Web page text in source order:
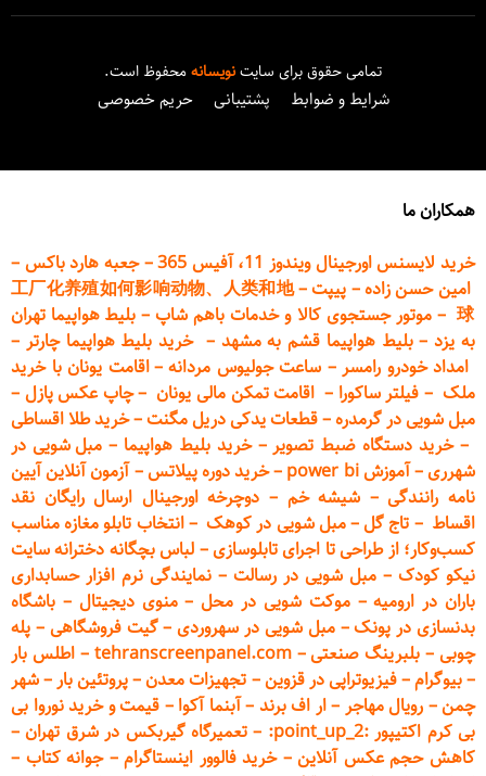
تمامی حقوق برای سایتنویسانهمحفوظ است.
شرایط و ضوابط پشتیبانی حریم خصوصی
همکاران ما
خرید لایسنس اورجینال ویندوز 11، آفیس 365
–جعبه هارد باکس –
امین حسن زاده– پیپت–
工厂化养殖如何影响动物、人类和地
球
– موتور جستجوی کالا و خدمات باهم شاپ– بلیط هواپیما تهران
به یزد–بلیط هواپیما قشم به مشهد –خرید بلیط هواپیما چارتر –
امداد خودرو رامسر– ساعت جولیوس مردانه–اقامت یونان با خرید
ملک – فیلتر ساکورا – اقامت تمکن مالی یونان –چاپ عکس پازل –
مبل شویی در گرمدره–قطعاتیدکی دریل مگنت–خرید طلا اقساطی
–خرید دستگاه ضبط تصویر–خرید بلیط هواپیما –مبل شویی در
شهرری–آموزش power bi –خرید دورهپیلاتس–آزمون آنلاین آیین
نامه رانندگی– شیشه خم – دوچرخه اورجینال ارسال رایگان نقد
اقساط – تاج گل–مبل شویی در کوهک–انتخاب تابلو مغازه مناسب
کسب‌وکار؛ از طراحی تا اجرای تابلوسازی– لباس بچگانه دخترانه سایت
نیکو کودک – مبل شویی در رسالت – نمایندگی نرم افزار حسابداری
باران در ارومیه–موکت شویی در محل–منوی دیجیتال – باشگاه
بدنسازی در پونک–مبل شویی در سهروردی–گیت فروشگاهی – پله
چوبی – بلبرینگ صنعتی–
tehranscreenpanel.com
–اطلس بار
–بیوگرام–فیزیوتراپی در قزوین– تجهیزات معدن–پروتئین بار–شهر
چمن– رویال مهاجر –ار اف برند –آبنما آکوا – قیمت و خرید نوروا بی
بی کرم اکتیپور :point_up_2:
– تعمیرگاه گیربکس در شرق تهران–
کاهش حجم عکس آنلاین–خرید فالوور اینستاگرام–جوانه کتاب –